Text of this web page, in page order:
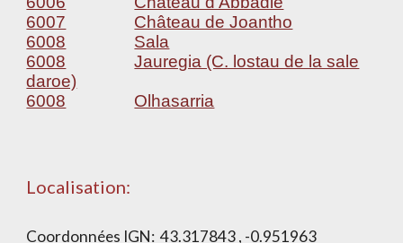
6007
Château de Joantho
6008
Sala
6008
Jauregia (C. lostau de la sale
daroe)
6008
Olhasarria
Localisation:
Coordonnées IGN: 43.317843 , -0.951963